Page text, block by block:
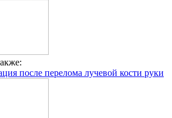
после перелома лучевой кости руки